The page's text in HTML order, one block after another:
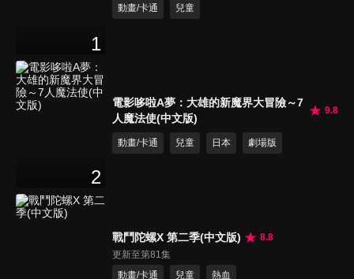
1
動畫/卡通
兒童
2
電影哆啦A夢：大雄的新魔界大冒險～7
人魔法使(中文版)
9.8
動畫/卡通 兒童 日本 劇場版
戰鬥陀螺X 第二季(中文版)
8.8
更新至第81集
動畫/卡通
兒童 熱血